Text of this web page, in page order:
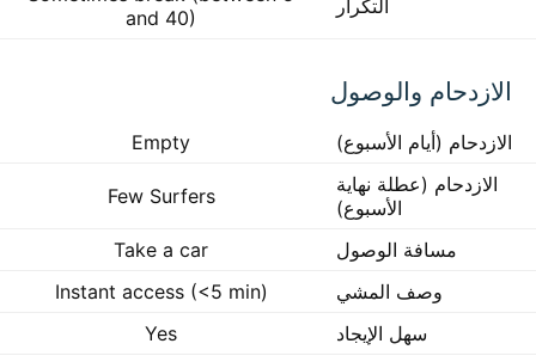
التكرار
and 40)
الازدحام والوصول
الازدحام (أيام الأسبوع)
Empty
الازدحام (عطلة نهاية
الأسبوع)
Few Surfers
مسافة الوصول
Take a car
وصف المشي
Instant access (<5 min)
سهل الإيجاد
Yes